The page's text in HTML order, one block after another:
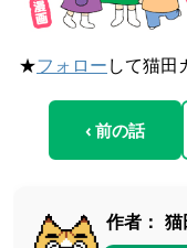
★フォロー して猫田
‹ 前の話
作者： 猫